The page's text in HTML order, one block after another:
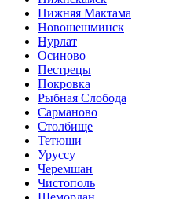
Нижняя Мактама
Новошешминск
Нурлат
Осиново
Пестрецы
Покровка
Рыбная Слобода
Сарманово
Столбище
Тетюши
Уруссу
Черемшан
Чистополь